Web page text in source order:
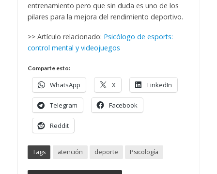
entrenamiento pero que sin duda es uno de los
pilares para la mejora del rendimiento deportivo.
>> Artículo relacionado: Psicólogo de esports:
control mental y videojuegos
Comparte esto:
WhatsApp X LinkedIn
Telegram Facebook
Reddit
Tags atención deporte Psicología